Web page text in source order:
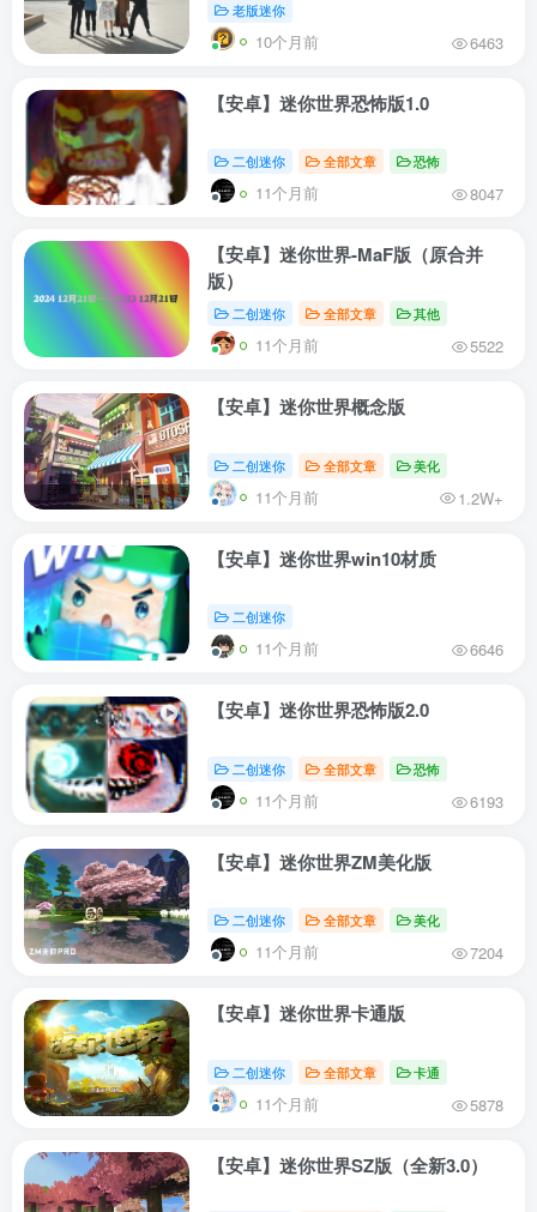
老版迷你
10个月前 6463
【安卓】迷你世界恐怖版1.0
二创迷你 全部文章 恐怖
11个月前 8047
【安卓】迷你世界-MaF版（原合并
版）
二创迷你 全部文章 其他
11个月前 5522
【安卓】迷你世界概念版
二创迷你 全部文章 美化
11个月前 1.2W+
【安卓】迷你世界win10材质
二创迷你
11个月前 6646
【安卓】迷你世界恐怖版2.0
二创迷你 全部文章 恐怖
11个月前 6193
【安卓】迷你世界ZM美化版
二创迷你 全部文章 美化
11个月前 7204
【安卓】迷你世界卡通版
二创迷你 全部文章 卡通
11个月前 5878
【安卓】迷你世界SZ版（全新3.0）